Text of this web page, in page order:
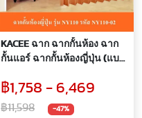
KACEE ฉาก ฉากกั้นห้อง ฉาก
กั้นแอร์ ฉากกั้นห้องญี่ปุ่น (แบบ
กระจกลายใบเมเปิ้ล (พรีออเด
อร์ 7 วัน)
฿1,758 - 6,469
฿11,598 -47%